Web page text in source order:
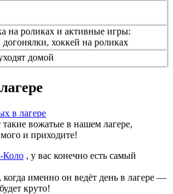
на роликах и активные игры:
догонялки, хоккей на роликах
домой
вожатые в нашем лагере,
и приходите!
Коло , у вас конечно есть самый
именно он ведёт день в лагере —
круто!